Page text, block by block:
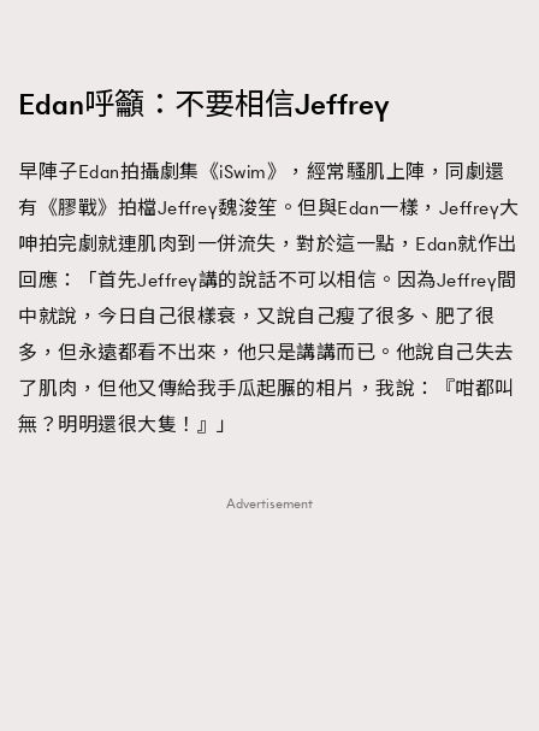
Edan呼籲：不要相信Jeffrey
早陣子Edan拍攝劇集《iSwim》，經常騷肌上陣，同劇還
有《膠戰》拍檔Jeffrey魏浚笙。但與Edan一樣，Jeffrey大
呻拍完劇就連肌肉到一併流失，對於這一點，Edan就作出
回應：「首先Jeffrey講的說話不可以相信。因為Jeffrey間
中就說，今日自己很樣衰，又說自己瘦了很多、肥了很
多，但永遠都看不出來，他只是講講而已。他說自己失去
了肌肉，但他又傳給我手瓜起𦟌的相片，我說：『咁都叫
無？明明還很大隻！』」
Advertisement